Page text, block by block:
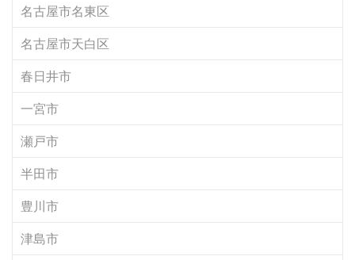
名古屋市名東区
名古屋市天白区
春日井市
一宮市
瀬戸市
半田市
豊川市
津島市